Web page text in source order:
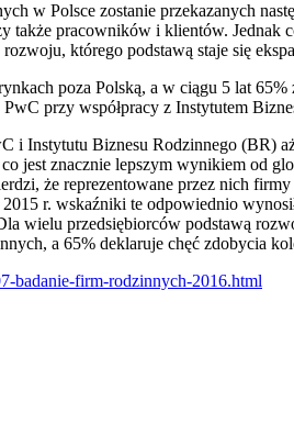
w Polsce zostanie przekazanych
także pracowników i klientów. Jednak
którego podstawą staje się
poza Polską, a w ciągu 5 lat
przy współpracy z Instytutem
i Instytutu Biznesu Rodzinnego (BR)
jest znacznie lepszym wynikiem od
że reprezentowane przez nich
r. wskaźniki te odpowiednio
wielu przedsiębiorców podstawą
a 65% deklaruje chęć zdobycia
badanie-firm-rodzinnych-2016.html